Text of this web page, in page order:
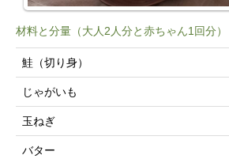
材料と分量（大人2人分と赤ちゃん1回分）
鮭（切り身）
じゃがいも
玉ねぎ
バター